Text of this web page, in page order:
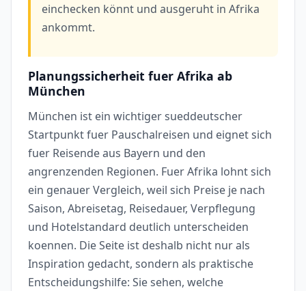
einchecken könnt und ausgeruht in Afrika
ankommt.
Planungssicherheit fuer Afrika ab
München
München ist ein wichtiger sueddeutscher
Startpunkt fuer Pauschalreisen und eignet sich
fuer Reisende aus Bayern und den
angrenzenden Regionen. Fuer Afrika lohnt sich
ein genauer Vergleich, weil sich Preise je nach
Saison, Abreisetag, Reisedauer, Verpflegung
und Hotelstandard deutlich unterscheiden
koennen. Die Seite ist deshalb nicht nur als
Inspiration gedacht, sondern als praktische
Entscheidungshilfe: Sie sehen, welche